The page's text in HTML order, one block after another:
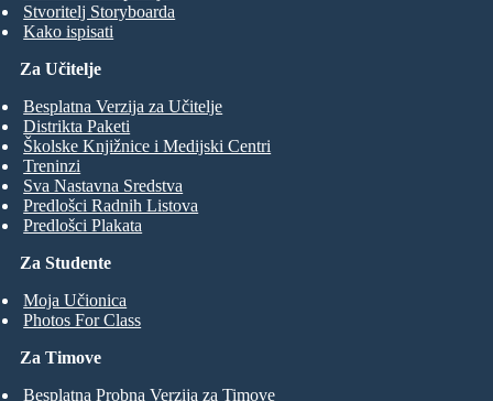
Stvoritelj Storyboarda
Kako ispisati
Za Studente
Moja Učionica
Photos For Class
Za Učitelje
Besplatna Verzija za Učitelje
Distrikta Paketi
Školske Knjižnice i Medijski Centri
Treninzi
Sva Nastavna Sredstva
Predlošci Radnih Listova
Predlošci Plakata
Za Timove
Besplatna Probna Verzija za Timove